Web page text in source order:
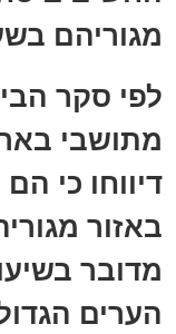
מגוריהם
דיווחו כי
באזור
מדובר
הערים